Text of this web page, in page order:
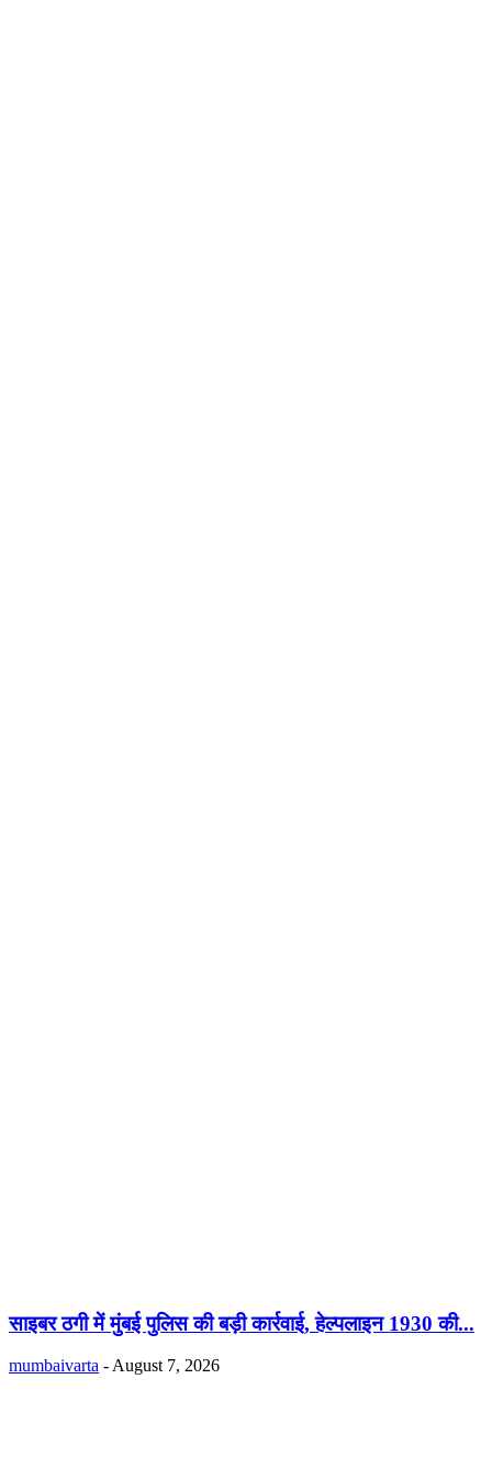
साइबर ठगी में मुंबई पुलिस की बड़ी कार्रवाई, हेल्पलाइन 1930 की...
mumbaivarta - August 7, 2026